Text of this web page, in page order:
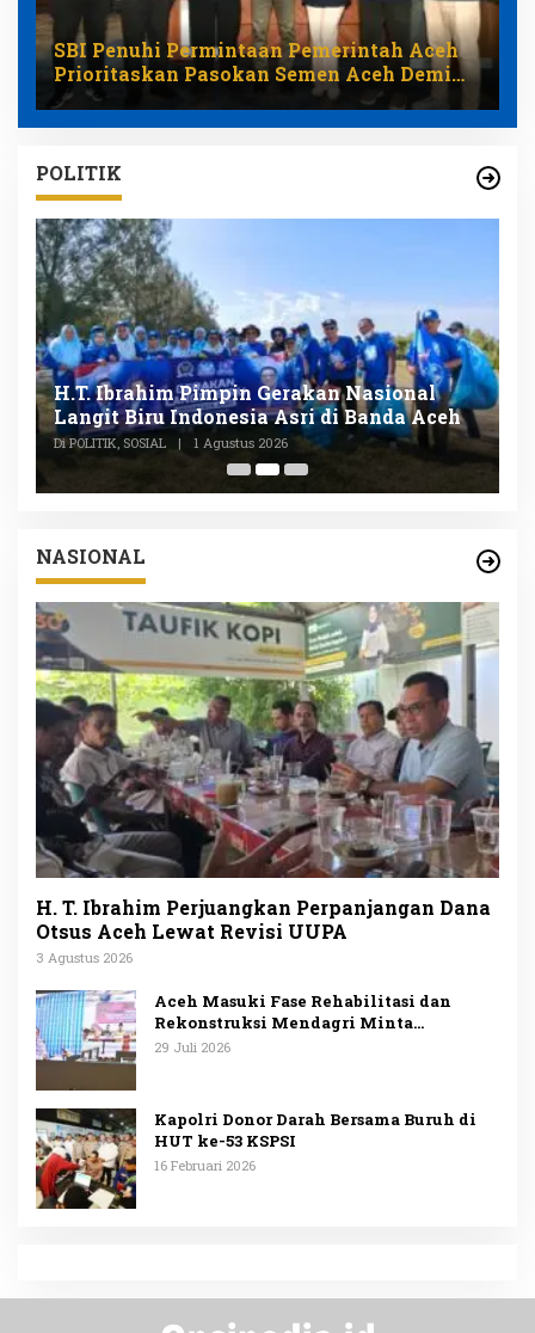
SBI Penuhi Permintaan Pemerintah Aceh
Prioritaskan Pasokan Semen Aceh Demi
Stabilkan Harga
POLITIK
H.T. Ibrahim Pimpin Gerakan Nasional
Langit Biru Indonesia Asri di Banda Aceh
Di POLITIK, SOSIAL | 1 Agustus 2026
NASIONAL
H. T. Ibrahim Perjuangkan Perpanjangan Dana
Otsus Aceh Lewat Revisi UUPA
3 Agustus 2026
Aceh Masuki Fase Rehabilitasi dan
Rekonstruksi Mendagri Minta
Penggunaan Anggaran Dipublikasikan
29 Juli 2026
Kapolri Donor Darah Bersama Buruh di
HUT ke-53 KSPSI
16 Februari 2026